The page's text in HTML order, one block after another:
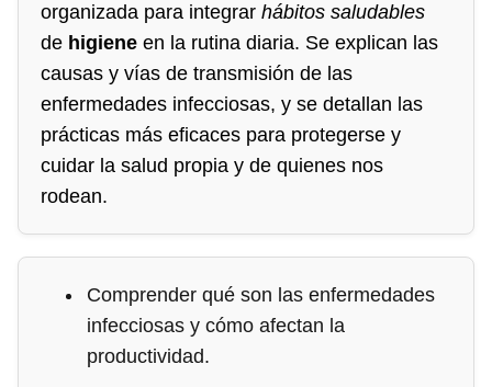
organizada para integrar hábitos saludables
de higiene en la rutina diaria. Se explican las
causas y vías de transmisión de las
enfermedades infecciosas, y se detallan las
prácticas más eficaces para protegerse y
cuidar la salud propia y de quienes nos
rodean.
Comprender qué son las enfermedades
infecciosas y cómo afectan la
productividad.